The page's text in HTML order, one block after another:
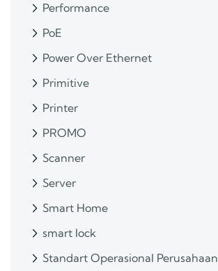
Performance
PoE
Power Over Ethernet
Primitive
Printer
PROMO
Scanner
Server
Smart Home
smart lock
Standart Operasional Perusahaan